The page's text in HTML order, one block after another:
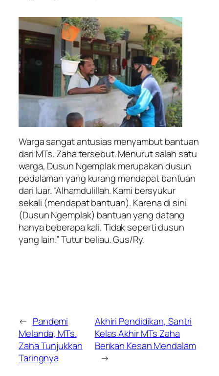
Warga sangat antusias menyambut bantuan
dari MTs. Zaha tersebut. Menurut salah satu
warga, Dusun Ngemplak merupakan dusun
pedalaman yang kurang mendapat bantuan
dari luar. “Alhamdulillah. Kami bersyukur
sekali (mendapat bantuan). Karena di sini
(Dusun Ngemplak) bantuan yang datang
hanya beberapa kali. Tidak seperti dusun
yang lain.” Tutur beliau. Gus/Ry.
← Pandemi
Melanda, MTs.
Zaha Tunjukkan
Taringnya
Akhiri Pendidikan, Santri
Kelas Akhir MTs Zaha
Berikan Kesan Mendalam
→